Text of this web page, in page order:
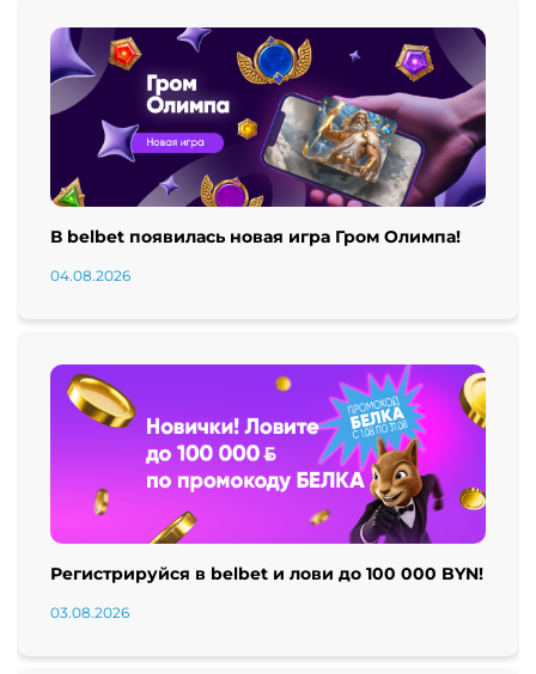
В belbet появилась новая игра Гром Олимпа!
04.08.2026
Регистрируйся в belbet и лови до 100 000 BYN!
03.08.2026